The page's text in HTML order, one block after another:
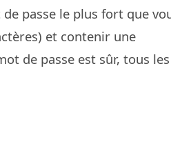
passe le plus fort que
et contenir une
de passe est sûr, tous les